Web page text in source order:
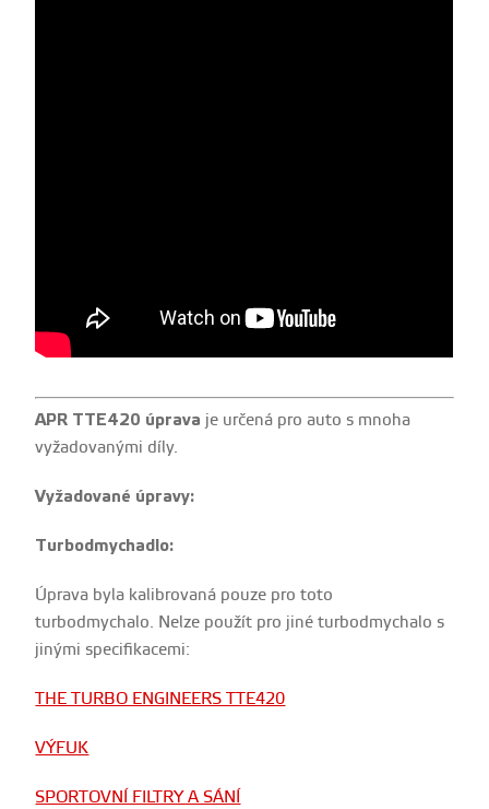
APR TTE420 úprava je určená pro auto s mnoha
vyžadovanými díly.
Vyžadované úpravy:
Turbodmychadlo:
Úprava byla kalibrovaná pouze pro toto
turbodmychalo. Nelze použít pro jiné turbodmychalo s
jinými specifikacemi:
THE TURBO ENGINEERS TTE420
VÝFUK
SPORTOVNÍ FILTRY A SÁNÍ